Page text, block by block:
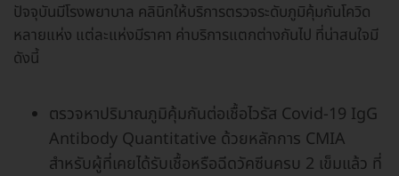
ปัจจุบันมีโรงพยาบาล คลินิกให้บริการตรวจระดับภูมิคุ้มกันโควิด
หลายแห่ง แต่ละแห่งมีราคา ค่าบริการแตกต่างกันไป ที่น่าสนใจมี
ดังนี้
ตรวจหาปริมาณภูมิคุ้มกันต่อเชื้อไวรัส Covid-19 IgG
Antibody Quantitative ด้วยหลักการ CMIA
สำหรับผู้ที่เคยได้รับเชื้อหรือฉีดวัคซีนครบ 2 เข็มแล้ว ที่